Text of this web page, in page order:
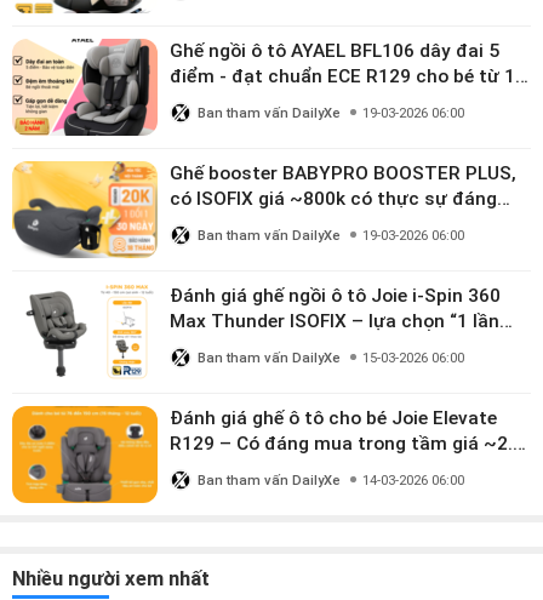
Ghế ngồi ô tô AYAEL BFL106 dây đai 5
điểm - đạt chuẩn ECE R129 cho bé từ 1–
10 tuổi
Ban tham vấn DailyXe 19-03-2026 06:00
Ghế booster BABYPRO BOOSTER PLUS,
có ISOFIX giá ~800k có thực sự đáng
mua?
Ban tham vấn DailyXe 19-03-2026 06:00
Đánh giá ghế ngồi ô tô Joie i-Spin 360
Max Thunder ISOFIX – lựa chọn “1 lần
dùng đến 12 năm” có đáng giá gần 9
triệu?
Ban tham vấn DailyXe 15-03-2026 06:00
Đánh giá ghế ô tô cho bé Joie Elevate
R129 – Có đáng mua trong tầm giá ~2.8
triệu?
Ban tham vấn DailyXe 14-03-2026 06:00
Nhiều người xem nhất